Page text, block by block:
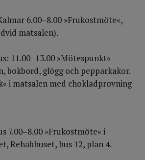
6.00–8.00 »Frukostmöte«,
matsalen).
11.00–13.00 »Mötespunkt«
bokbord, glögg och pepparkakor.
i matsalen med chokladprovning
7.00–8.00 »Frukostmöte« i
Rehab­huset, hus 12, plan 4.